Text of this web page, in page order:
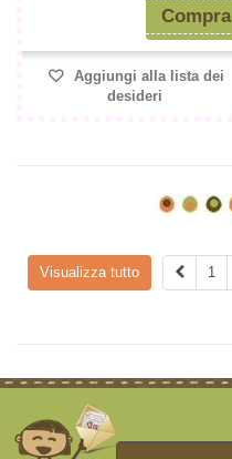
Compra
Aggiungi alla lista dei
desideri
Visualizza tutto 1